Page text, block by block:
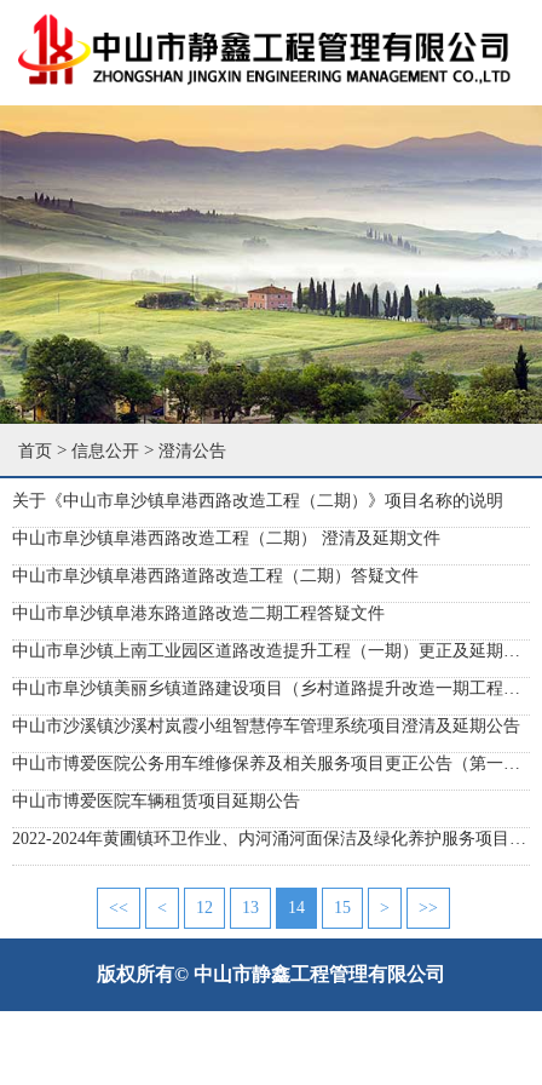
首页 > 信息公开 > 澄清公告
关于《中山市阜沙镇阜港西路改造工程（二期）》项目名称的说明
中山市阜沙镇阜港西路改造工程（二期） 澄清及延期文件
中山市阜沙镇阜港西路道路改造工程（二期）答疑文件
中山市阜沙镇阜港东路道路改造二期工程答疑文件
中山市沙溪镇沙溪村岚霞小组智慧停车管理系统项目澄清及延期公告
中山市博爱医院车辆租赁项目延期公告
<< < 12 13 14 15 > >>
版权所有© 中山市静鑫工程管理有限公司